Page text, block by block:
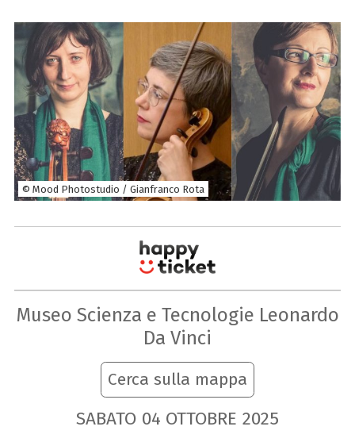
© Mood Photostudio / Gianfranco Rota
Museo Scienza e Tecnologie Leonardo
Da Vinci
Cerca sulla mappa
SABATO 04 OTTOBRE 2025